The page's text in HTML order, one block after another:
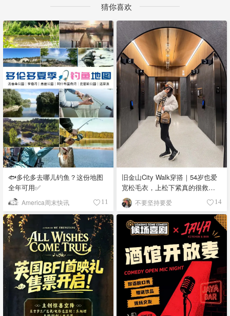
猜你喜欢
🐟多伦多去哪儿钓鱼？这份地图
全年可用✅
America周末快讯 11
旧金山City Walk穿搭｜54岁也爱
宽松毛衣，上松下紧真的很救比
例
不要坚持要爱 14